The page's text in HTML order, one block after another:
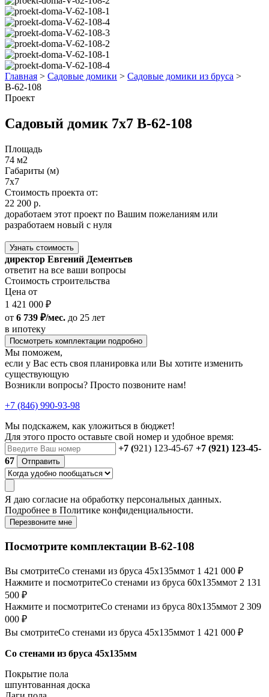
Главная > Садовые домики > Садовые домики из бруса >
В-62-108
Проект
Садовый домик 7x7 В-62-108
Площадь
74 м2
Габариты (м)
7x7
Стоимость проекта от:
22 200 р.
доработаем этот проект по Вашим пожеланиям или
разработаем новый с нуля
Узнать стоимость
директор Евгений Дементьев
ответит на все ваши вопросы
Стоимость строительства
Цена от
1 421 000 ₽
от 6 739 ₽/мес. до 25 лет
в ипотеку
Посмотреть комплектации подробно
Мы поможем,
если у Вас есть своя планировка или Вы хотите изменить
существующую
Возникли вопросы? Просто позвоните нам!
+7 (846) 990-93-98
Мы подскажем, как уложиться в бюджет!
Для этого просто оставьте свой номер и удобное время:
+7 (921) 123-45-67 +7 (921) 123-45-
67
Отправить
Я даю согласие на обработку персональных данных.
Подробнее в Политике конфиденциальности.
Перезвоните мне
Посмотрите комплектации В-62-108
Вы смотритеСо стенами из бруса 45х135ммот 1 421 000 ₽
Нажмите и посмотритеСо стенами из бруса 60х135ммот 2 131
500 ₽
Нажмите и посмотритеСо стенами из бруса 80х135ммот 2 309
000 ₽
Вы смотритеСо стенами из бруса 45х135ммот 1 421 000 ₽
Со стенами из бруса 45х135мм
Покрытие пола
шпунтованная доска